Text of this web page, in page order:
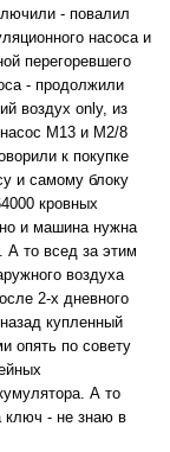
- повалил
насоса и
перегоревшего
- продолжили
воздух only, из
насос М13 и М2/8
к покупке
и самому блоку
кровных
и машина нужна
то всед за этим
воздуха
2-х дневного
купленный
опять по совету
А то
ключ - не знаю в